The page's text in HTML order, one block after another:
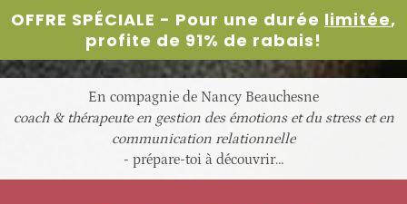
OFFRE SPÉCIALE - Pour une durée limitée,
profite de 91% de rabais!
En compagnie de Nancy Beauchesne
coach & thérapeute en gestion des émotions et du stress et en
communication relationnelle
- prépare-toi à découvrir…